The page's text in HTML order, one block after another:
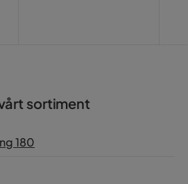
sortiment
180